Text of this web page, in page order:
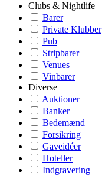
Clubs & Nightlife
Barer
Private Klubber
Pub
Stripbarer
Venues
Vinbarer
Diverse
Auktioner
Banker
Bedemænd
Forsikring
Gaveidéer
Hoteller
Indgravering